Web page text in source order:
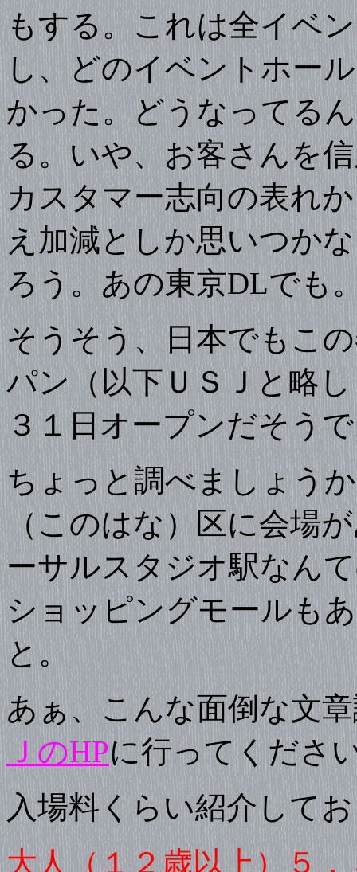
もする。これは全イベ
し、どのイベントホー
かった。どうなってる
る。いや、お客さんを
カスタマー志向の表れ
え加減としか思いつか
ろう。あの東京DLでも
そうそう、日本でもこ
パン（以下ＵＳＪと略
３１日オープンだそう
ちょっと調べましょう
（このはな）区に会場
ーサルスタジオ駅なん
ショッピングモールも
と。
あぁ、こんな面倒な文
ＪのHPに行ってくださ
入場料くらい紹介して
大人（１２歳以上）５